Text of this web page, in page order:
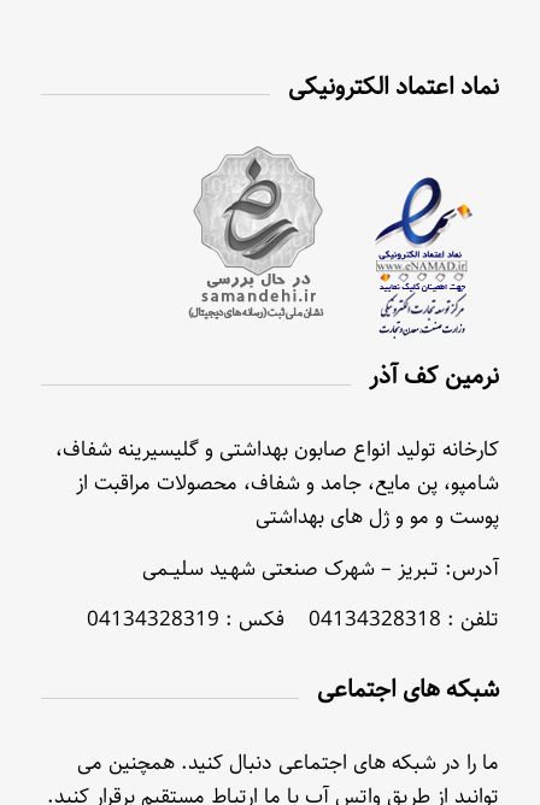
نماد اعتماد الکترونیکی
نرمین کف آذر
کارخانه تولید انواع صابون بهداشتی و گلیسیرینه شفاف،
شامپو، پن مایع، جامد و شفاف، محصولات مراقبت از
پوست و مو و ژل های بهداشتی
آدرس: تـبریز – شهرک صنعتی شهـید سلیــمی
تلفن : 04134328318 فکس : 04134328319
شبکه های اجتماعی
ما را در شبکه های اجتماعی دنبال کنید. همچنین می
توانید از طریق واتس آپ با ما ارتباط مستقیم برقرار کنید.